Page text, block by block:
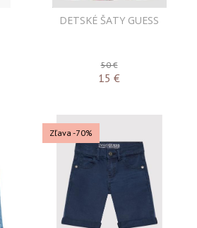
DETSKÉ ŠATY GUESS
50 €
15 €
Zľava -70%